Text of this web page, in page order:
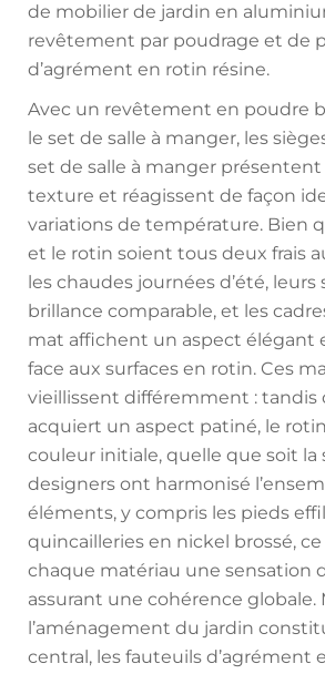
de mobilier de jardin en
revêtement par poudrage et de
d’agrément en rotin résine.
Avec un revêtement en poudre
le set de salle à manger, les
set de salle à manger
texture et réagissent de façon
variations de température. Bien
et le rotin soient tous deux frais
les chaudes journées d’été,
brillance comparable, et les
mat affichent un aspect élégant
face aux surfaces en rotin. Ces
vieillissent différemment : tandis
acquiert un aspect patiné, le
couleur initiale, quelle que soit la
designers ont harmonisé
éléments, y compris les pieds
quincailleries en nickel brossé,
chaque matériau une sensation
assurant une cohérence globale.
l’aménagement du jardin
central, les fauteuils d’agrément